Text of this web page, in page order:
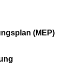
(MEP)